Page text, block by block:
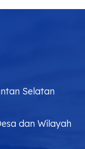
Selatan
dan Wilayah